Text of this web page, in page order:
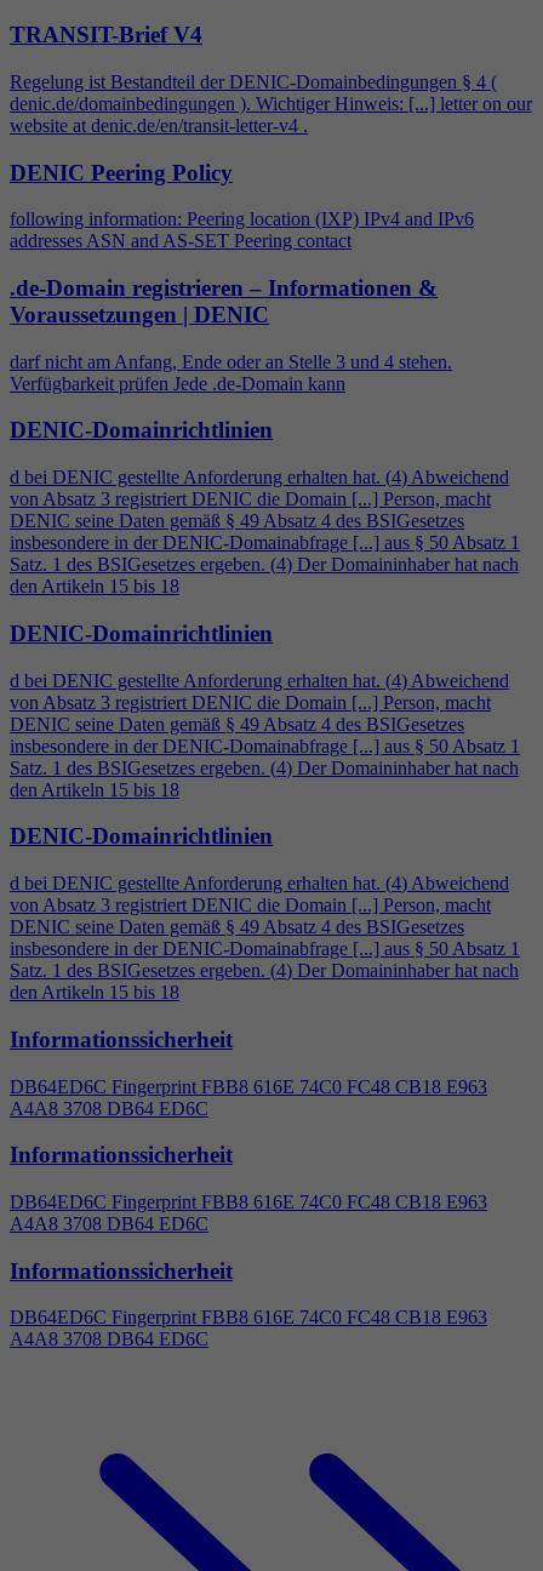
TRANSIT-Brief V4
Regelung ist Bestandteil der DENIC-Domainbedingungen § 4 (
denic.de/domainbedingungen ). Wichtiger Hinweis: [...] letter on our
website at denic.de/en/transit-letter-v4 .
DENIC Peering Policy
following information: Peering location (IXP) IPv4 and IPv6
addresses ASN and AS-SET Peering contact
.de-Domain registrieren – Informationen &
Voraussetzungen | DENIC
darf nicht am Anfang, Ende oder an Stelle 3 und 4 stehen.
Verfügbarkeit prüfen Jede .de-Domain kann
DENIC-Domainrichtlinien
d bei DENIC gestellte Anforderung erhalten hat. (4) Abweichend
von Absatz 3 registriert DENIC die Domain [...] Person, macht
DENIC seine Daten gemäß § 49 Absatz 4 des BSIGesetzes
insbesondere in der DENIC-Domainabfrage [...] aus § 50 Absatz 1
Satz. 1 des BSIGesetzes ergeben. (4) Der Domaininhaber hat nach
den Artikeln 15 bis 18
DENIC-Domainrichtlinien
d bei DENIC gestellte Anforderung erhalten hat. (4) Abweichend
von Absatz 3 registriert DENIC die Domain [...] Person, macht
DENIC seine Daten gemäß § 49 Absatz 4 des BSIGesetzes
insbesondere in der DENIC-Domainabfrage [...] aus § 50 Absatz 1
Satz. 1 des BSIGesetzes ergeben. (4) Der Domaininhaber hat nach
den Artikeln 15 bis 18
DENIC-Domainrichtlinien
d bei DENIC gestellte Anforderung erhalten hat. (4) Abweichend
von Absatz 3 registriert DENIC die Domain [...] Person, macht
DENIC seine Daten gemäß § 49 Absatz 4 des BSIGesetzes
insbesondere in der DENIC-Domainabfrage [...] aus § 50 Absatz 1
Satz. 1 des BSIGesetzes ergeben. (4) Der Domaininhaber hat nach
den Artikeln 15 bis 18
Informationssicherheit
DB64ED6C Fingerprint FBB8 616E 74C0 FC48 CB18 E963
A4A8 3708 DB64 ED6C
Informationssicherheit
DB64ED6C Fingerprint FBB8 616E 74C0 FC48 CB18 E963
A4A8 3708 DB64 ED6C
Informationssicherheit
DB64ED6C Fingerprint FBB8 616E 74C0 FC48 CB18 E963
A4A8 3708 DB64 ED6C